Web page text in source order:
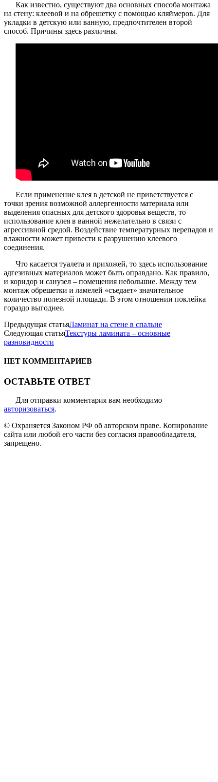
Как известно, существуют два основных способа монтажа
на стену: клеевой и на обрешетку с помощью кляймеров. Для
укладки в детскую или ванную, предпочтителен второй
способ. Причины здесь различны.
Если применение клея в детской не приветствуется с
точки зрения возможной аллергенности материала или
выделения опасных для детского здоровья веществ, то
использование клея в ванной нежелательно в связи с
агрессивной средой. Воздействие температурных перепадов и
влажности может привести к разрушению клеевого
соединения.
Что касается туалета и прихожей, то здесь использование
адгезивных материалов может быть оправдано. Как правило,
и коридор и санузел – помещения небольшие. Между тем
монтаж обрешетки и ламелей «съедает» значительное
количество полезной площади. В этом отношении поклейка
гораздо выгоднее.
Предыдущая статьяЛаминат на стене в спальне
Следующая статьяТекстуры ламината – основные
разновидности
НЕТ КОММЕНТАРИЕВ
ОСТАВЬТЕ ОТВЕТ
Для отправки комментария вам необходимо
авторизоваться.
© Охраняется Законом РФ об авторском праве. Копирование
сайта или любой его части без согласия правообладателя,
запрещено.